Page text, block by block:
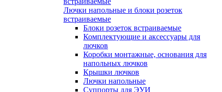
Лючки напольные и блоки розеток
встраиваемые
Блоки розеток встраиваемые
Комплектующие и аксессуары для
лючков
Коробки монтажные, основания для
напольных лючков
Крышки лючков
Лючки напольные
Суппорты для ЭУИ